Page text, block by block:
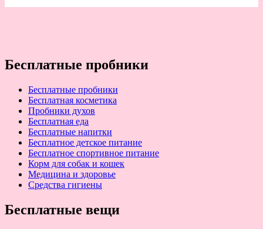
Бесплатные пробники
Бесплатные пробники
Бесплатная косметика
Пробники духов
Бесплатная еда
Бесплатные напитки
Бесплатное детское питание
Бесплатное спортивное питание
Корм для собак и кошек
Медицина и здоровье
Средства гигиены
Бесплатные вещи